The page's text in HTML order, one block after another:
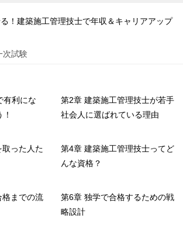
！建築施工管理技士で年収＆キャリアアップ
次試験
有利にな
第2章 建築施工管理技士が若手
社会人に選ばれている理由
った人た
第4章 建築施工管理技士ってど
んな資格？
までの流
第6章 独学で合格するための戦
略設計